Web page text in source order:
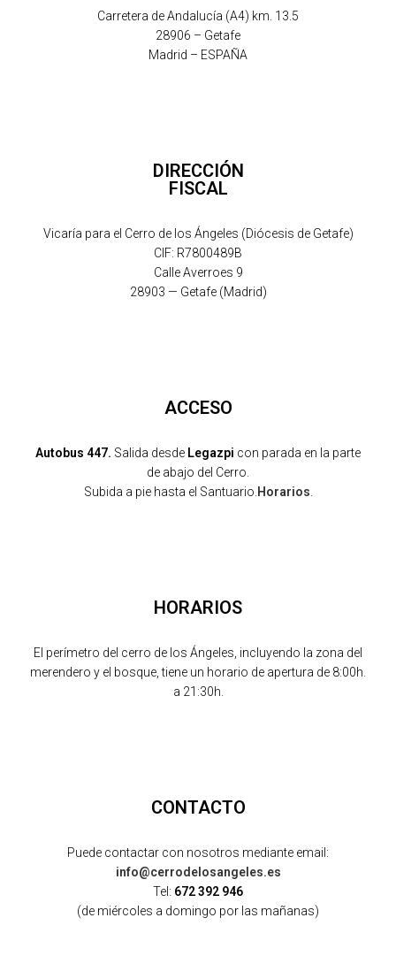
Carretera de Andalucía (A4) km. 13.5
28906 – Getafe
Madrid – ESPAÑA
DIRECCIÓN
FISCAL
Vicaría para el Cerro de los Ángeles (Diócesis de Getafe)
CIF: R7800489B
Calle Averroes 9
28903 — Getafe (Madrid)
ACCESO
Autobus 447. Salida desde Legazpi con parada en la parte
de abajo del Cerro.
Subida a pie hasta el Santuario. Horarios
HORARIOS
El perímetro del cerro de los Ángeles, incluyendo la zona del
merendero y el bosque, tiene un horario de apertura de 8:00h.
a 21:30h.
CONTACTO
Puede contactar con nosotros mediante email:
info@cerrodelosangeles.es
Tel: 672 392 946
(de miércoles a domingo por las mañanas)